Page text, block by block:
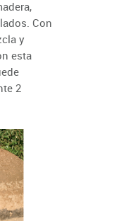
Con
y
esta
2